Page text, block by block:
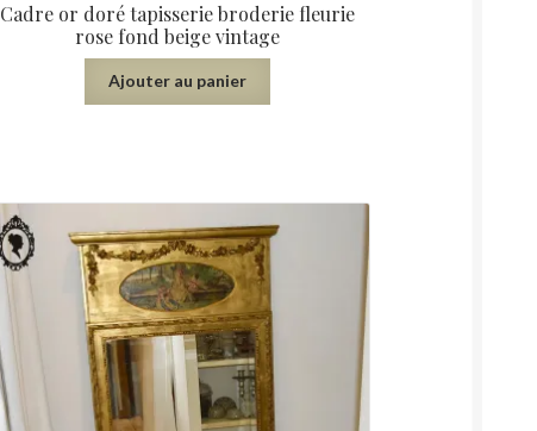
Cadre or doré tapisserie broderie fleurie
rose fond beige vintage
Ajouter au panier